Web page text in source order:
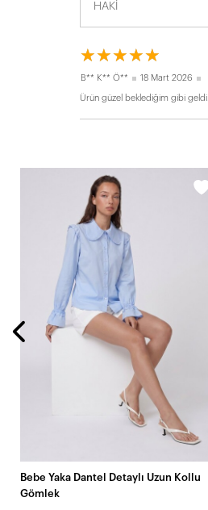
☆☆☆☆☆
★★★★★
B** K** Ö** 18 Mart 2026
Ürün güzel beklediğim gibi geldi.
Bebe Yaka Dantel Detaylı Uzun Kollu
Gömlek